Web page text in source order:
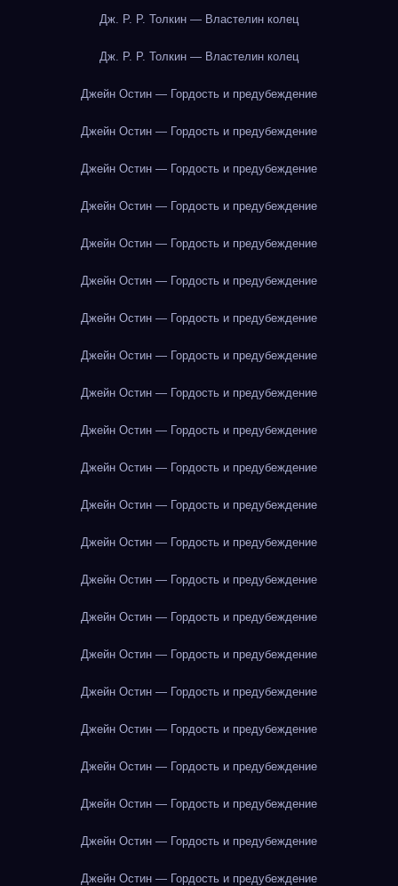
Дж. Р. Р. Толкин — Властелин колец
Дж. Р. Р. Толкин — Властелин колец
Джейн Остин — Гордость и предубеждение
Джейн Остин — Гордость и предубеждение
Джейн Остин — Гордость и предубеждение
Джейн Остин — Гордость и предубеждение
Джейн Остин — Гордость и предубеждение
Джейн Остин — Гордость и предубеждение
Джейн Остин — Гордость и предубеждение
Джейн Остин — Гордость и предубеждение
Джейн Остин — Гордость и предубеждение
Джейн Остин — Гордость и предубеждение
Джейн Остин — Гордость и предубеждение
Джейн Остин — Гордость и предубеждение
Джейн Остин — Гордость и предубеждение
Джейн Остин — Гордость и предубеждение
Джейн Остин — Гордость и предубеждение
Джейн Остин — Гордость и предубеждение
Джейн Остин — Гордость и предубеждение
Джейн Остин — Гордость и предубеждение
Джейн Остин — Гордость и предубеждение
Джейн Остин — Гордость и предубеждение
Джейн Остин — Гордость и предубеждение
Джейн Остин — Гордость и предубеждение